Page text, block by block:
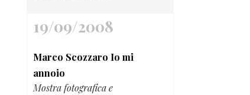
19/09/2008
Marco Scozzaro Io mi
annoio
Mostra fotografica e